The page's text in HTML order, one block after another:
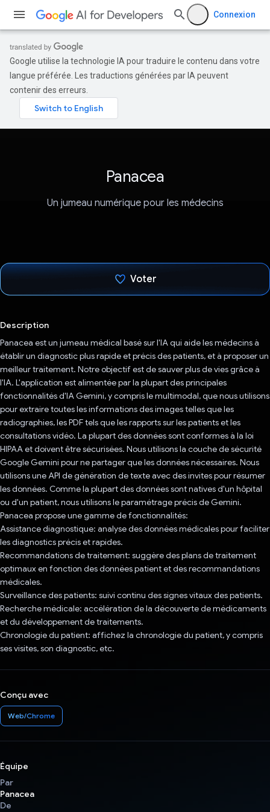
Connexion
Google utilise la technologie IA pour traduire le contenu dans votre
langue préférée. Les traductions générées par IA peuvent
contenir des erreurs.
Panacea
Un jumeau numérique pour les médecins
Voter
Description
Panacea est un jumeau médical basé sur l'IA qui aide les médecins à
établir un diagnostic plus rapide et précis des patients, et à proposer un
meilleur traitement. Notre objectif est de sauver plus de vies grâce à
l'IA. L'application est alimentée par la plupart des principales
fonctionnalités d'IA Gemini, y compris le multimodal, que nous utilisons
pour extraire toutes les informations des images telles que les
radiographies, les PDF tels que les rapports sur les patients et les
consultations vidéo. La plupart des données sont conformes à la loi
HIPAA et doivent être sécurisées. Nous utilisons la couche de sécurité
Google Gemini pour ne partager que les données nécessaires. Nous
utilisons une API de génération de texte avec des invites pour résumer
les données. Comme la plupart des données sont natives d'un hôpital
ou d'un patient, nous utilisons le paramétrage précis de Gemini.
Panacea propose une gamme de fonctionnalités:
Assistance diagnostique: analyse des données médicales pour faciliter
les diagnostics précis et rapides.
Recommandations de traitement: suggère des plans de traitement
optimaux en fonction des données patient et des recommandations
médicales.
Surveillance des patients: suivi continu des signes vitaux des patients.
Recherche médicale: accélération de la découverte de médicaments
et du développement de traitements.
Chronologie du patient: affichez la chronologie du patient, y compris
ses visites, son diagnostic, etc.
Conçu avec
Web/Chrome
Équipe
Par
Panacea
De